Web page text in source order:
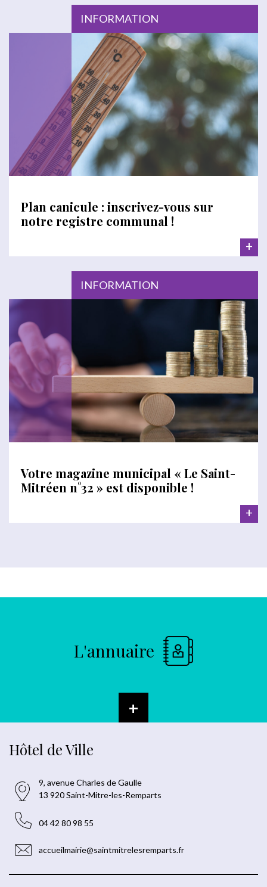
INFORMATION
Plan canicule : inscrivez-vous sur
notre registre communal !
+
INFORMATION
Votre magazine municipal « Le Saint-
Mitréen n°32 » est disponible !
+
L'annuaire
+
Hôtel de Ville
9, avenue Charles de Gaulle
13 920 Saint-Mitre-les-Remparts
04 42 80 98 55
accueilmairie@saintmitrelesremparts.fr